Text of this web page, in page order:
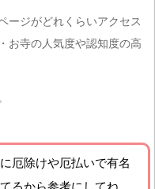
ージがどれくらいアクセス
お寺の人気度や認知度の高
厄除けや厄払いで有名
るから参考にしてね。